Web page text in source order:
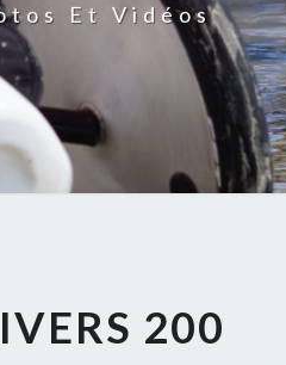
Et Vidéos
200